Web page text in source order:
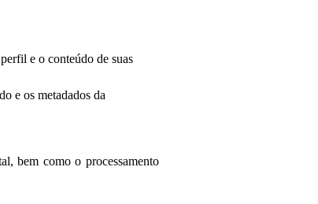
e o conteúdo de suas
e os metadados da
bem como o processamento